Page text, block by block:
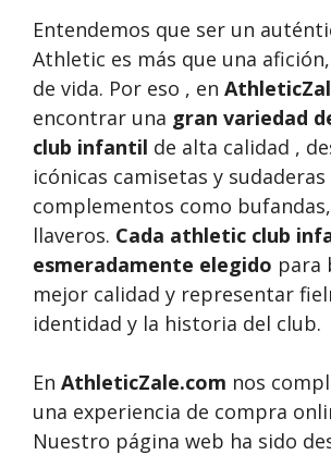
Entendemos que ser un
Athletic es más que una
de vida. Por eso , en
encontrar una gran variedad
club infantil de alta calidad ,
icónicas camisetas y
complementos como
llaveros. Cada athletic club
esmeradamente elegido para
mejor calidad y representar
identidad y la historia del club.
En AthleticZale.com nos
una experiencia de compra
Nuestro página web ha sido